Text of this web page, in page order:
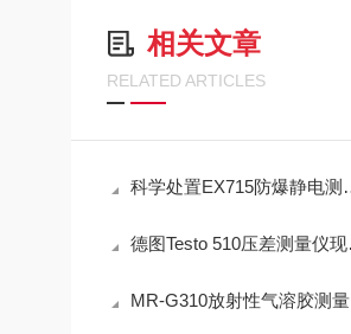
相关文章
RELATED ARTICLES
科学处置EX715防爆静电测试仪故障可有效保障检测工作正常开展
德图Testo 510压差测量仪现场测量操作与误差控制
MR-G310放射性气溶胶测量仪：IP65防护与-40℃~+50℃宽温工作能力